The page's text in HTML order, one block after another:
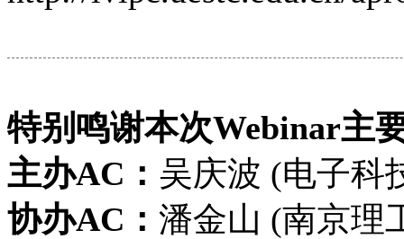
特别鸣谢本次Webinar主
主办AC： 吴庆波 (电子科
协办AC： 潘金山 (南京理